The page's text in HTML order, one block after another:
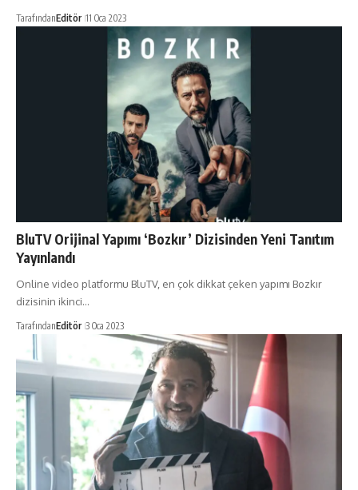
TarafındanEditör 11 Oca 2023
BluTV Orijinal Yapımı ‘Bozkır’ Dizisinden Yeni Tanıtım
Yayınlandı
Online video platformu BluTV, en çok dikkat çeken yapımı Bozkır
dizisinin ikinci…
TarafındanEditör 3 Oca 2023